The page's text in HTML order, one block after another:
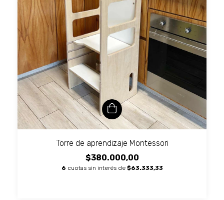
Torre de aprendizaje Montessori
$380.000,00
6 cuotas sin interés de $63.333,33